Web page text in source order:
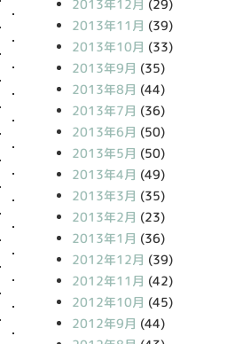
2013年12月 (29)
2013年11月 (39)
2013年10月 (33)
2013年9月 (35)
2013年8月 (44)
2013年7月 (36)
2013年6月 (50)
2013年5月 (50)
2013年4月 (49)
2013年3月 (35)
2013年2月 (23)
2013年1月 (36)
2012年12月 (39)
2012年11月 (42)
2012年10月 (45)
2012年9月 (44)